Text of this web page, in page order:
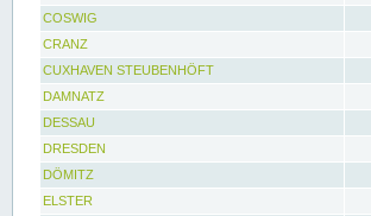
COSWIG
CRANZ
CUXHAVEN STEUBENHÖFT
DAMNATZ
DESSAU
DRESDEN
DÖMITZ
ELSTER